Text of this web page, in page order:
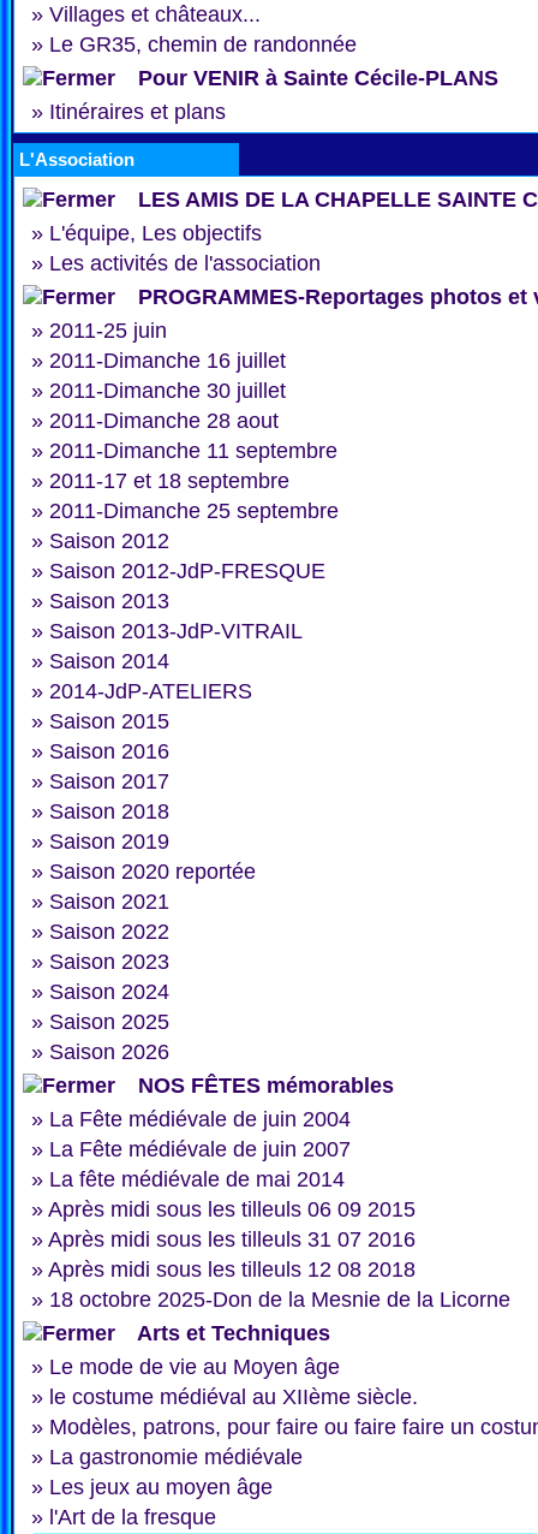
» Villages et châteaux...
» Le GR35, chemin de randonnée
Pour VENIR à Sainte Cécile-PLANS
» Itinéraires et plans
L'Association
LES AMIS DE LA CHAPELLE SAINTE
» L'équipe, Les objectifs
» Les activités de l'association
PROGRAMMES-Reportages photos et
» 2011-25 juin
» 2011-Dimanche 16 juillet
» 2011-Dimanche 30 juillet
» 2011-Dimanche 28 aout
» 2011-Dimanche 11 septembre
» 2011-17 et 18 septembre
» 2011-Dimanche 25 septembre
» Saison 2012
» Saison 2012-JdP-FRESQUE
» Saison 2013
» Saison 2013-JdP-VITRAIL
» Saison 2014
» 2014-JdP-ATELIERS
» Saison 2015
» Saison 2016
» Saison 2017
» Saison 2018
» Saison 2019
» Saison 2020 reportée
» Saison 2021
» Saison 2022
» Saison 2023
» Saison 2024
» Saison 2025
» Saison 2026
NOS FÊTES mémorables
» La Fête médiévale de juin 2004
» La Fête médiévale de juin 2007
» La fête médiévale de mai 2014
» Après midi sous les tilleuls 06 09 2015
» Après midi sous les tilleuls 31 07 2016
» Après midi sous les tilleuls 12 08 2018
» 18 octobre 2025-Don de la Mesnie de la Licorne
Arts et Techniques
» Le mode de vie au Moyen âge
» le costume médiéval au XIIème siècle.
» Modèles, patrons, pour faire ou faire faire un
» La gastronomie médiévale
» Les jeux au moyen âge
» l'Art de la fresque